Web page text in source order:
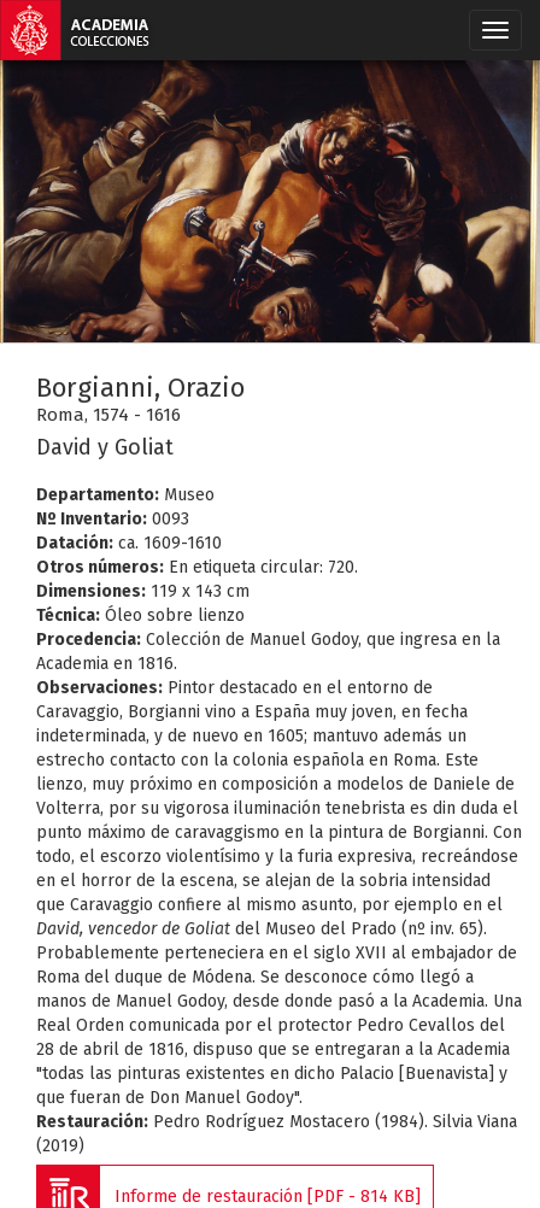
Borgianni, Orazio
Roma, 1574 - 1616
David y Goliat
Departamento: Museo
Nº Inventario: 0093
Datación: ca. 1609-1610
Otros números: En etiqueta circular: 720.
Dimensiones: 119 x 143 cm
Técnica: Óleo sobre lienzo
Procedencia: Colección de Manuel Godoy, que ingresa en la
Academia en 1816.
Observaciones: Pintor destacado en el entorno de
Caravaggio, Borgianni vino a España muy joven, en fecha
indeterminada, y de nuevo en 1605; mantuvo además un
estrecho contacto con la colonia española en Roma. Este
lienzo, muy próximo en composición a modelos de Daniele de
Volterra, por su vigorosa iluminación tenebrista es din duda el
punto máximo de caravaggismo en la pintura de Borgianni. Con
todo, el escorzo violentísimo y la furia expresiva, recreándose
en el horror de la escena, se alejan de la sobria intensidad
que Caravaggio confiere al mismo asunto, por ejemplo en el
David, vencedor de Goliat del Museo del Prado (nº inv. 65).
Probablemente perteneciera en el siglo XVII al embajador de
Roma del duque de Módena. Se desconoce cómo llegó a
manos de Manuel Godoy, desde donde pasó a la Academia. Una
Real Orden comunicada por el protector Pedro Cevallos del
28 de abril de 1816, dispuso que se entregaran a la Academia
"todas las pinturas existentes en dicho Palacio [Buenavista] y
que fueran de Don Manuel Godoy".
Restauración: Pedro Rodríguez Mostacero (1984). Silvia Viana
(2019)
Informe de restauración [PDF - 814 KB]